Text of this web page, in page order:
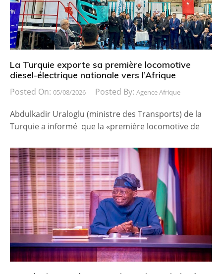
La Turquie exporte sa première locomotive
diesel-électrique nationale vers l’Afrique
Posted On: 05/08/2026 Posted By: Agence Afrique
Abdulkadir Uraloglu (ministre des Transports) de la
Turquie a informé que la «première locomotive de